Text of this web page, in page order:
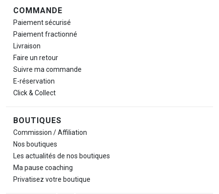
COMMANDE
Paiement sécurisé
Paiement fractionné
Livraison
Faire un retour
Suivre ma commande
E-réservation
Click & Collect
BOUTIQUES
Commission / Affiliation
Nos boutiques
Les actualités de nos boutiques
Ma pause coaching
Privatisez votre boutique